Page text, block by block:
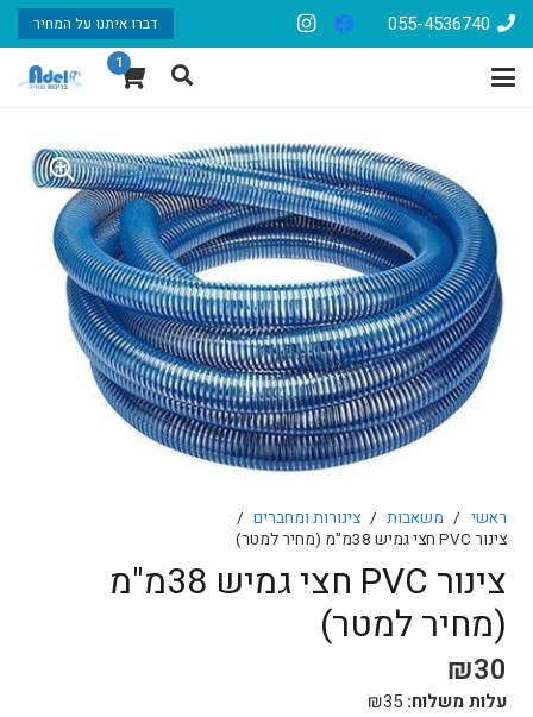
055-4536740 דברו איתנו על המחיר
1
ראשי / משאבות / צינורות ומחברים /
צינור PVC חצי גמיש 38מ"מ (מחיר למטר)
צינור PVC חצי גמיש 38מ"מ
(מחיר למטר)
₪30
עלות משלוח: ₪35